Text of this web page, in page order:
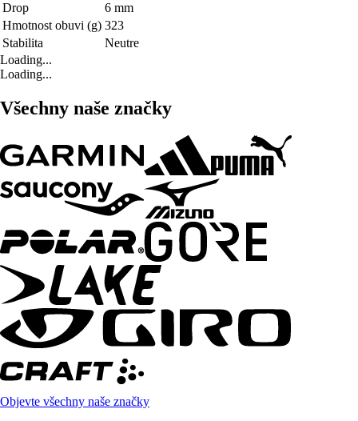
Drop
6 mm
Hmotnost obuvi (g) 323
Stabilita
Neutre
Loading...
Loading...
Všechny naše značky
Objevte všechny naše značky